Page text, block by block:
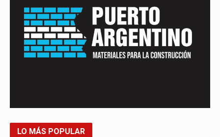
LO MÁS POPULAR